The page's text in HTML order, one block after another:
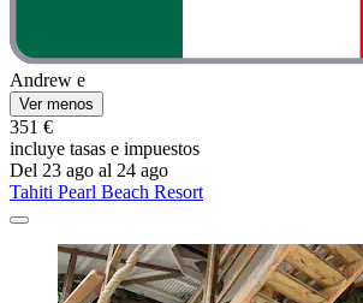
Andrew e
Ver menos
351 €
incluye tasas e impuestos
Del 23 ago al 24 ago
Tahiti Pearl Beach Resort